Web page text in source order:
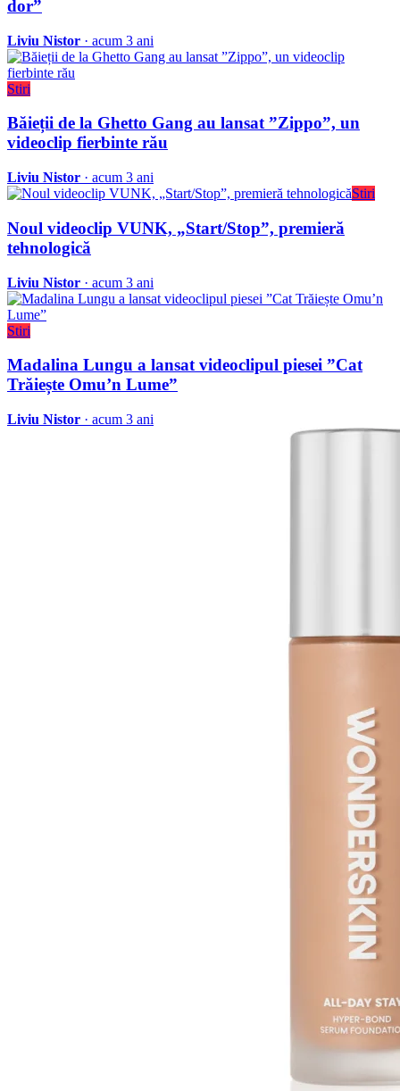
dor”
Liviu Nistor · acum 3 ani
Stiri
Băieții de la Ghetto Gang au lansat ”Zippo”, un
videoclip fierbinte rău
Liviu Nistor · acum 3 ani
Stiri
Noul videoclip VUNK, „Start/Stop”, premieră
tehnologică
Liviu Nistor · acum 3 ani
Stiri
Madalina Lungu a lansat videoclipul piesei ”Cat
Trăiește Omu’n Lume”
Liviu Nistor · acum 3 ani